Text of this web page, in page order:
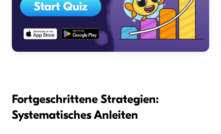
Fortgeschrittene Strategien:
Systematisches Anleiten